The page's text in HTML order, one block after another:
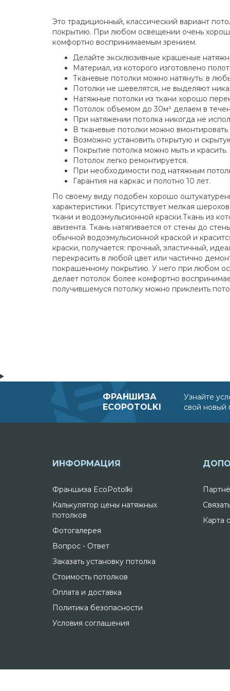
Это традиционный, классический вариант
покрытию. При любом освещении очень
комфортно воспринимаемым зрением.
Делайте эксклюзивные крашеные
Материал, из которого изготовлено
Тканевые потолки можно натянуть: в
Потолки не шевелятся, не выделяют
Натяжные потолки из ткани хорошо
Потолок объемом до 30м² делаем в
При натяжении потолка никогда не
В тканевые потолки можно
Возможно установить открытую и
Покрытие потолка можно мыть и
Потолок легко ремонтируется.
При необходимости под натяжным
Гарантия на каркас и полотно 10 лет.
По своему виду подобен хорошо
характеристики. Присутствует мелкая
ткани и водоэмульсионной краски.Ткань из
авизента. Ткань натягивается от стены до
обычной водоэмульсионной краской и
краски, получается: прочный, эластичный,
перекрасить в любой цвет или частично
покрашенному покрытию. У него при любом
делает потолок более комфортно
получившемуся потолку можно приклеить
ФРАНШИЗА
ECOPOTOLKI
Узнайте
свой новый
ИНФОРМАЦИЯ
Франшиза EcoPotolki
Калькулятор цены натяжных
потолков
Фотогалерея
Вопрос - Ответ
Заказать установку потолка
Стоимость потолков
Оплата и доставка
Политика безопасности
Условия соглашения
Карта